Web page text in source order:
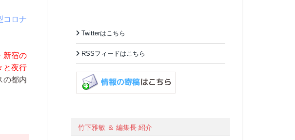
コロナ
新宿の
と夜行
の都内
Twitterはこちら
RSSフィードはこちら
竹下雅敏 ＆ 編集長 紹介